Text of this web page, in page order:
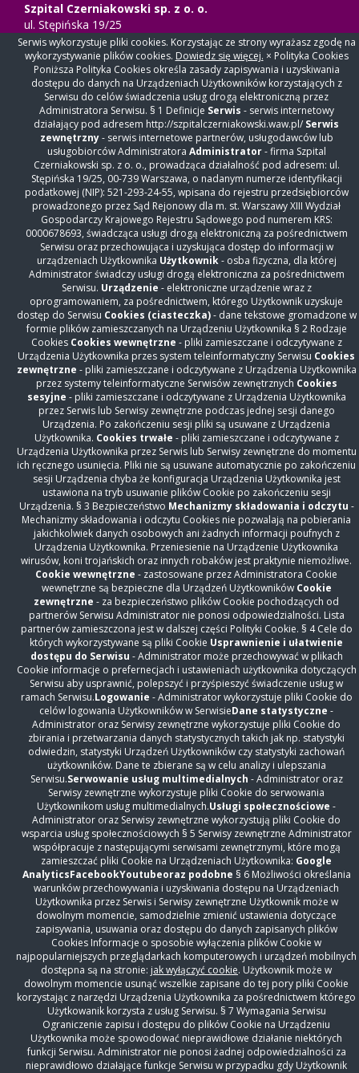
Szpital Czerniakowski sp. z o. o.
ul. Stępińska 19/25
00-739 Warszawa
Centrala+48 22 31 86 000
Rejestracja Oddziały+48 22 31 86 306
Rejestracja Przychodnia+48 22 15 01 860
Warszawskie Centrum Kompleksowego Leczenia
Otyłości i Chirurgii Bariatrycznej
Rejestracja+48 514 869 490
otylosc@szpitalczerniakowski.waw.pl
Nasz szpital
Oddziały
Przychodnia
Świadczenia odpłatne
Diagnostyka
Szybka terapia onkologiczna
Z życia szpitala
Z życia lekarza
Opinie i podziękowania pacjentów
Galeria
Inwestycje
Współpraca
Praca i konkursy ofert
Dla mediów
Fundusze unijne
RODO
Cyberbezpieczeństwo
Zamówienia Publiczne
Sprzedaż
BIP
Deklaracja Dostępności
ZNAJDŹ NAS NA
Szpital Czerniakowski sp. z o. o. z siedzibą w Warszawie, ul.
Stępińska 19/25, 00-739 Warszawa, wpisana do rejestru
przedsiębiorców prowadzonego przez Sąd Rejonowy dla
m.st. Warszawy XIII Wydział Gospodarczy Krajowego
Rejestru Sądowego pod numerem KRS: 0000678693, NIP:
521-293-24-55, kapitał zakładowy w wysokości:
33.432.000,00 zł.
Wszelkie prawa zastrzeżone Szpital Czerniakowski 2018
Serwis wykorzystuje pliki cookies. Korzystając ze strony wyrażasz zgodę na
wykorzystywanie plików cookies. Dowiedz się więcej. × Polityka Cookies
Poniższa Polityka Cookies określa zasady zapisywania i uzyskiwania
dostępu do danych na Urządzeniach Użytkowników korzystających z
Serwisu do celów świadczenia usług drogą elektroniczną przez
Administratora Serwisu. § 1 Definicje Serwis - serwis internetowy
działający pod adresem http://szpitalczerniakowski.waw.pl/ Serwis
zewnętrzny- serwis internetowe partnerów, usługodawców lub
usługobiorców Administratora Administrator- firma Szpital
Czerniakowski sp. z o. o., prowadząca działalność pod adresem: ul.
Stępińska 19/25, 00-739 Warszawa, o nadanym numerze identyfikacji
podatkowej (NIP): 521-293-24-55, wpisana do rejestru przedsiębiorców
prowadzonego przez Sąd Rejonowy dla m. st. Warszawy XIII Wydział
Gospodarczy Krajowego Rejestru Sądowego pod numerem KRS:
0000678693, świadcząca usługi drogą elektroniczną za pośrednictwem
Serwisu oraz przechowująca i uzyskująca dostęp do informacji w
urządzeniach Użytkownika Użytkownik- osba fizyczna, dla której
Administrator świadczy usługi drogą elektroniczna za pośrednictwem
Serwisu. Urządzenie - elektroniczne urządzenie wraz z
oprogramowaniem, za pośrednictwem, którego Użytkownik uzyskuje
dostęp do Serwisu Cookies (ciasteczka)- dane tekstowe gromadzone w
formie plików zamieszczanych na Urządzeniu Użytkownika § 2 Rodzaje
Cookies Cookies wewnętrzne - pliki zamieszczane i odczytywane z
Urządzenia Użytkownika przes system teleinformatyczny Serwisu Cookies
zewnętrzne - pliki zamieszczane i odczytywane z Urządzenia Użytkownika
przez systemy teleinformatyczne Serwisów zewnętrznych Cookies
sesyjne - pliki zamieszczane i odczytywane z Urządzenia Użytkownika
przez Serwis lub Serwisy zewnętrzne podczas jednej sesji danego
Urządzenia. Po zakończeniu sesji pliki są usuwane z Urządzenia
Użytkownika. Cookies trwałe - pliki zamieszczane i odczytywane z
Urządzenia Użytkownika przez Serwis lub Serwisy zewnętrzne do momentu
ich ręcznego usunięcia. Pliki nie są usuwane automatycznie po zakończeniu
sesji Urządzenia chyba że konfiguracja Urządzenia Użytkownika jest
ustawiona na tryb usuwanie plików Cookie po zakończeniu sesji
Urządzenia. § 3 Bezpieczeństwo Mechanizmy składowania i odczytu -
Mechanizmy składowania i odczytu Cookies nie pozwalają na pobierania
jakichkolwiek danych osobowych ani żadnych informacji poufnych z
Urządzenia Użytkownika. Przeniesienie na Urządzenie Użytkownika
wirusów, koni trojańskich oraz innych robaków jest praktynie niemożliwe.
Cookie wewnętrzne - zastosowane przez Administratora Cookie
wewnętrzne są bezpieczne dla Urządzeń Użytkowników Cookie
zewnętrzne - za bezpieczeństwo plików Cookie pochodzących od
partnerów Serwisu Administrator nie ponosi odpowiedzialności. Lista
partnerów zamieszczona jest w dalszej części Polityki Cookie. § 4 Cele do
których wykorzystywane są pliki Cookie Usprawnienie i ułatwienie
dostępu do Serwisu - Administrator może przechowywać w plikach
Cookie informacje o prefernecjach i ustawieniach użytkownika dotyczących
Serwisu aby usprawnić, polepszyć i przyśpieszyć świadczenie usług w
ramach Serwisu.Logowanie - Administrator wykorzystuje pliki Cookie do
celów logowania Użytkowników w SerwisieDane statystyczne -
Administrator oraz Serwisy zewnętrzne wykorzystuje pliki Cookie do
zbirania i przetwarzania danych statystycznych takich jak np. statystyki
odwiedzin, statystyki Urządzeń Użytkowników czy statystyki zachowań
użytkowników. Dane te zbierane są w celu analizy i ulepszania
Serwisu.Serwowanie usług multimedialnych - Administrator oraz
Serwisy zewnętrzne wykorzystuje pliki Cookie do serwowania
Użytkownikom usług multimedialnych.Usługi społecznościowe -
Administrator oraz Serwisy zewnętrzne wykorzystują pliki Cookie do
wsparcia usług społecznościowych § 5 Serwisy zewnętrzne Administrator
współpracuje z następującymi serwisami zewnętrznymi, które mogą
zamieszczać pliki Cookie na Urządzeniach Użytkownika: Google
AnalyticsFacebookYoutubeoraz podobne § 6 Możliwości określania
warunków przechowywania i uzyskiwania dostępu na Urządzeniach
Użytkownika przez Serwis i Serwisy zewnętrzne Użytkownik może w
dowolnym momencie, samodzielnie zmienić ustawienia dotyczące
zapisywania, usuwania oraz dostępu do danych zapisanych plików
Cookies Informacje o sposobie wyłączenia plików Cookie w
najpopularniejszych przeglądarkach komputerowych i urządzeń mobilnych
dostępna są na stronie: jak wyłączyć cookie. Użytkownik może w
dowolnym momencie usunąć wszelkie zapisane do tej pory pliki Cookie
korzystając z narzędzi Urządzenia Użytkownika za pośrednictwem którego
Użytkowanik korzysta z usług Serwisu. § 7 Wymagania Serwisu
Ograniczenie zapisu i dostępu do plików Cookie na Urządzeniu
Użytkownika może spowodować nieprawidłowe działanie niektórych
funkcji Serwisu. Administrator nie ponosi żadnej odpowiedzialności za
nieprawidłowo działające funkcje Serwisu w przypadku gdy Użytkownik